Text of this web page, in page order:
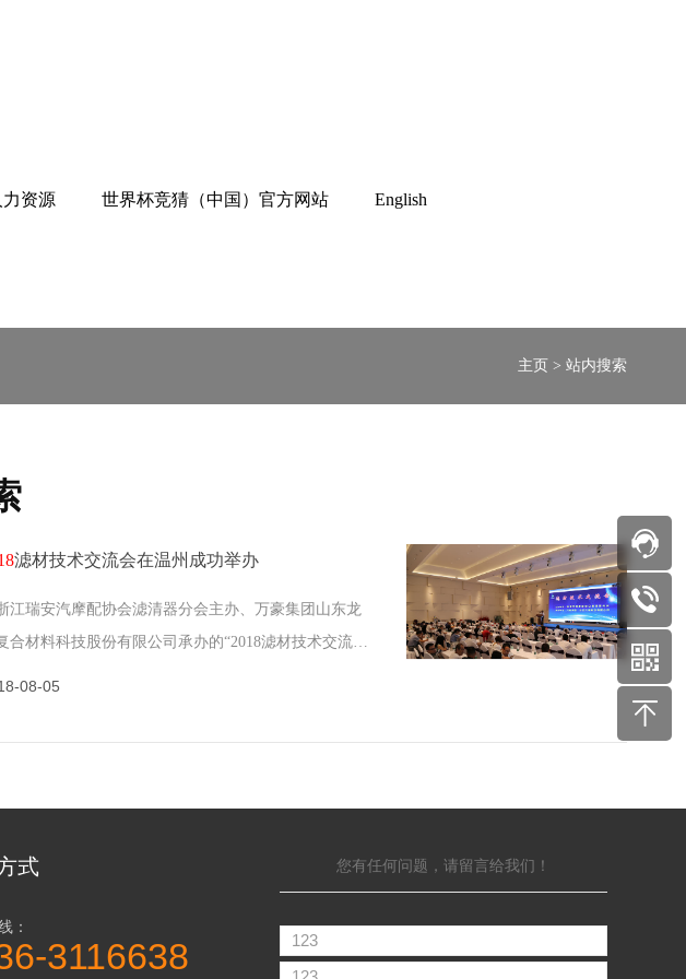
力资源 世界杯竞猜（中国）官方网站 English
主页 >站内搜索
滤材技术交流会在温州成功举办
江瑞安汽摩配协会滤清器分会主办、万豪集团山东龙
合材料科技股份有限公司承办的“2018滤材技术交流
福茂德滤清器公司董事长曹云华先生；协会理事、山
理事以及80余…
08-05
式
：
3116638
您有任何问题，请留言给我们！